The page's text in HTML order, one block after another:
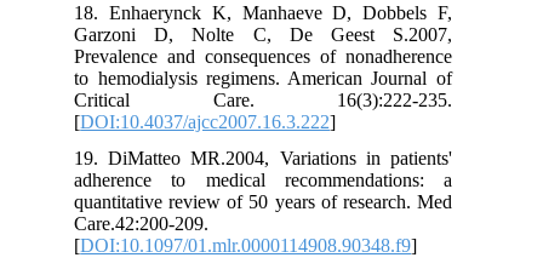
18. Enhaerynck K, Manhaeve D, Dobbels F,
Garzoni D, Nolte C, De Geest S.2007,
Prevalence and consequences of nonadherence
to hemodialysis regimens. American Journal of
Critical Care. 16(3):222-235.
[DOI:10.4037/ajcc2007.16.3.222
19. DiMatteo MR.2004, Variations in patients'
adherence to medical recommendations: a
quantitative review of 50 years of research. Med
Care.42:200-209.
[DOI:10.1097/01.mlr.0000114908.90348.f9